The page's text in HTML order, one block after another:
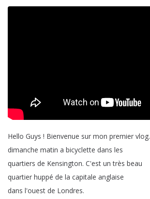
Hello Guys ! Bienvenue sur mon premier vlog.
dimanche matin a bicyclette dans les
quartiers de Kensington. C'est un très beau
quartier huppé de la capitale anglaise
dans l'ouest de Londres.